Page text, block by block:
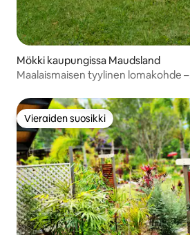
Mökki kaupungissa Maudsland
Maalaismaisen tyylinen lomakohde –
Vieraiden suosikki
Vieraiden suosikki